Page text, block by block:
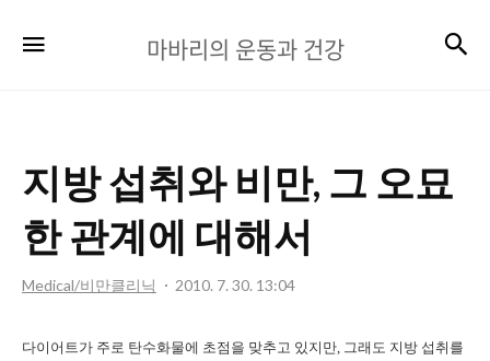
바
운
동
과
건
강
마바리의 운동과 건강
지방 섭취와 비만, 그 오묘
한 관계에 대해서
Medical/비만클리닉 2010. 7. 30. 13:04
다이어트가 주로 탄수화물에 초점을 맞추고 있지만, 그래도 지방 섭취를